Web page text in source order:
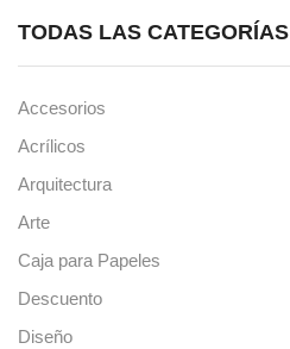
TODAS LAS CATEGORÍAS
Accesorios
Acrílicos
Arquitectura
Arte
Caja para Papeles
Descuento
Diseño